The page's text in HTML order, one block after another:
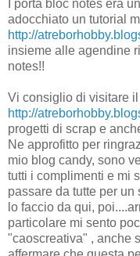
I porta bloc notes era
adocchiato un tutorial
http://
insieme alle agendine
notes!!
Vi consiglio di visitare
http://
progetti di scrap e
Ne approfitto per
mio blog candy, sono
tutti i complimenti e mi
passare da tutte per
lo faccio da qui,
particolare mi sento
"caoscreativa" , anche